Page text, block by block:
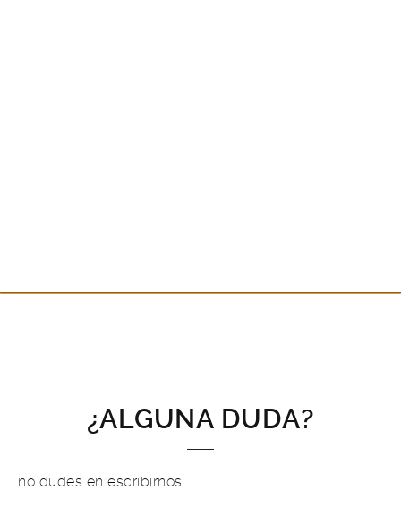
¿ALGUNA DUDA?
no dudes en escribirnos